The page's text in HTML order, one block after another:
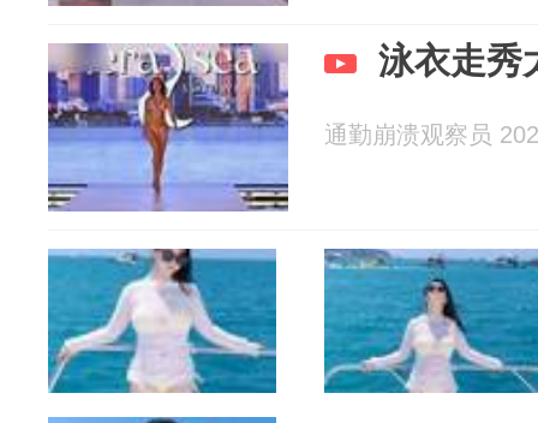
泳衣走秀
通勤崩溃观察员